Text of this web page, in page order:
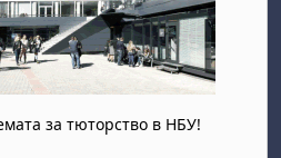
за тюторство в НБУ!